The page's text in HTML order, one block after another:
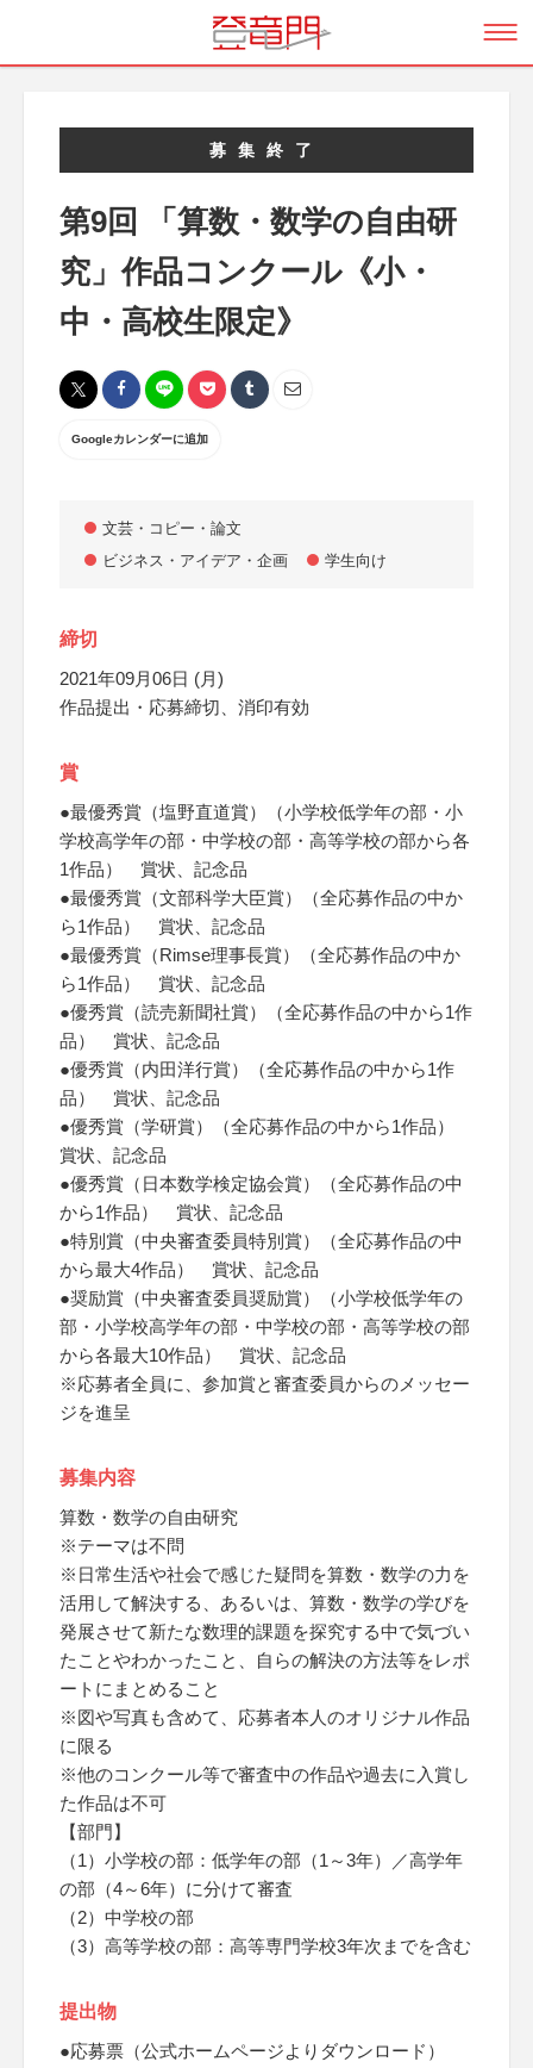
募集終了
第9回 「算数・数学の自由研
究」作品コンクール《小・
中・高校生限定》
Googleカレンダーに追加
文芸・コピー・論文
ビジネス・アイデア・企画
学生向け
締切
2021年09月06日 (月)
作品提出・応募締切、消印有効
賞
●最優秀賞（塩野直道賞）（小学校低学年の部・小
学校高学年の部・中学校の部・高等学校の部から各
1作品） 賞状、記念品
●最優秀賞（文部科学大臣賞）（全応募作品の中か
ら1作品） 賞状、記念品
●最優秀賞（Rimse理事長賞）（全応募作品の中か
ら1作品） 賞状、記念品
●優秀賞（読売新聞社賞）（全応募作品の中から1作
品） 賞状、記念品
●優秀賞（内田洋行賞）（全応募作品の中から1作
品） 賞状、記念品
●優秀賞（学研賞）（全応募作品の中から1作品）
賞状、記念品
●優秀賞（日本数学検定協会賞）（全応募作品の中
から1作品） 賞状、記念品
●特別賞（中央審査委員特別賞）（全応募作品の中
から最大4作品） 賞状、記念品
●奨励賞（中央審査委員奨励賞）（小学校低学年の
部・小学校高学年の部・中学校の部・高等学校の部
から各最大10作品） 賞状、記念品
※応募者全員に、参加賞と審査委員からのメッセー
ジを進呈
募集内容
算数・数学の自由研究
※テーマは不問
※日常生活や社会で感じた疑問を算数・数学の力を
活用して解決する、あるいは、算数・数学の学びを
発展させて新たな数理的課題を探究する中で気づい
たことやわかったこと、自らの解決の方法等をレポ
ートにまとめること
※図や写真も含めて、応募者本人のオリジナル作品
に限る
※他のコンクール等で審査中の作品や過去に入賞し
た作品は不可
【部門】
（1）小学校の部：低学年の部（1～3年）／高学年
の部（4～6年）に分けて審査
（2）中学校の部
（3）高等学校の部：高等専門学校3年次までを含む
提出物
●応募票（公式ホームページよりダウンロード）